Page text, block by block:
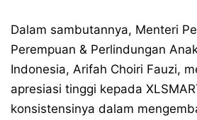
Dalam sambutannya, Menteri
Perempuan & Perlindungan
Indonesia, Arifah Choiri Fauzi,
apresiasi tinggi kepada
konsistensinya dalam